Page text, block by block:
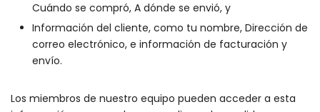
Cuándo se compró, A dónde se envió, y
Información del cliente, como tu nombre, Dirección de
correo electrónico, e información de facturación y
envío.
Los miembros de nuestro equipo pueden acceder a esta